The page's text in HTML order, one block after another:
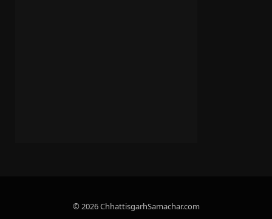
© 2026 ChhattisgarhSamachar.com